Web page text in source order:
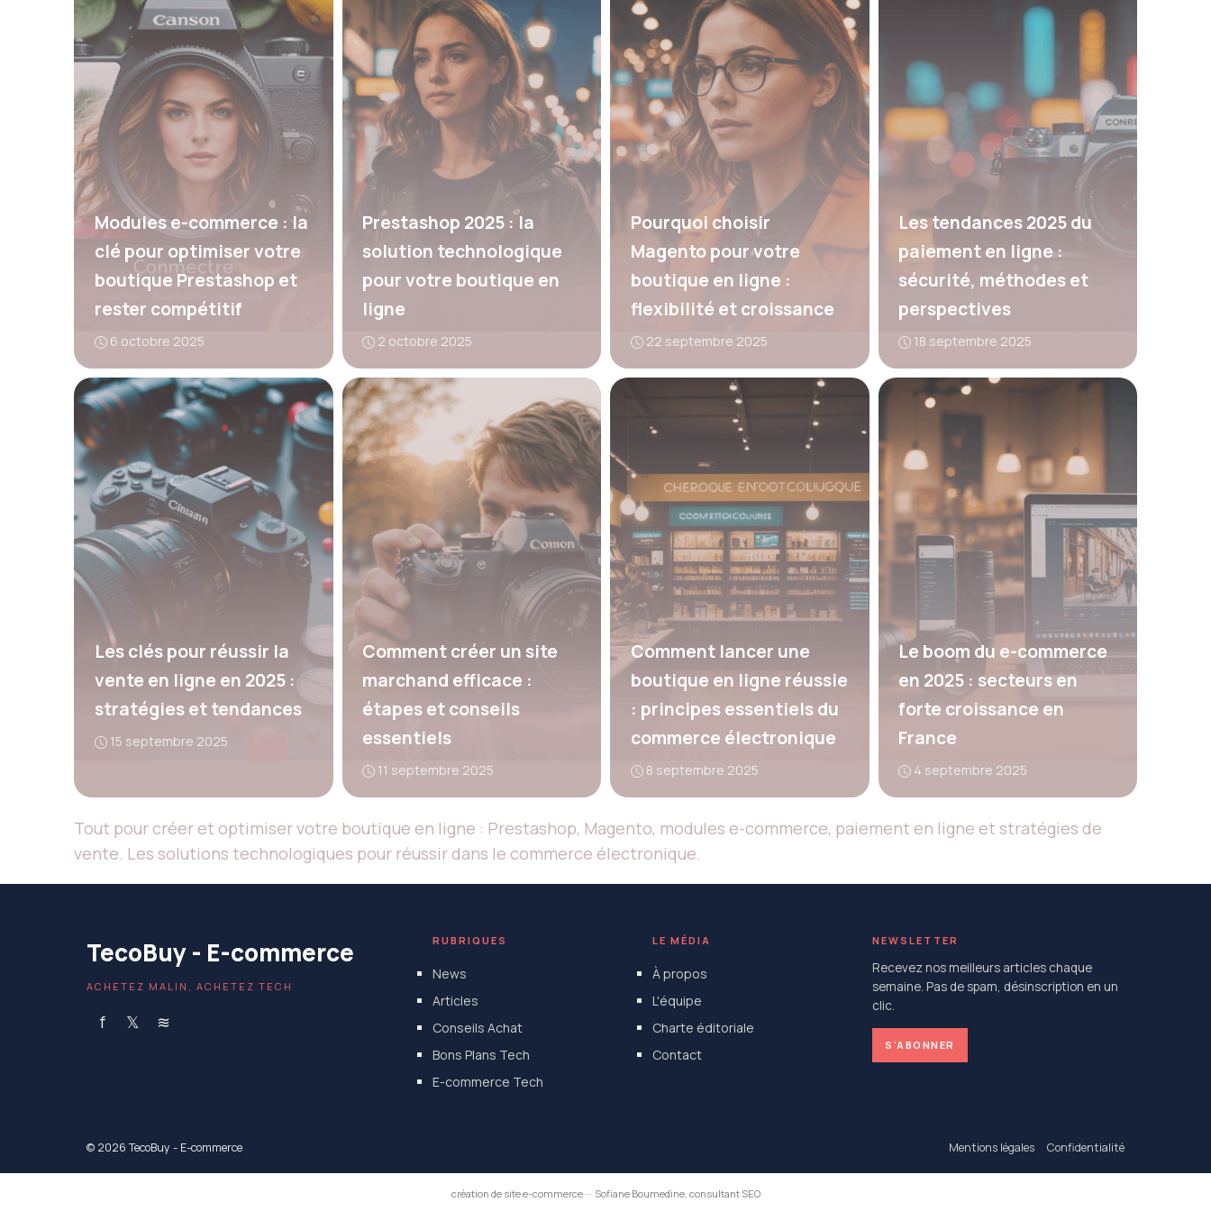
Modules e-commerce : la
clé pour optimiser votre
boutique Prestashop et
rester compétitif
6 octobre 2025
Prestashop 2025 : la
solution technologique
pour votre boutique en
ligne
2 octobre 2025
Pourquoi choisir
Magento pour votre
boutique en ligne :
flexibilité et croissance
22 septembre 2025
Les tendances 2025 du
paiement en ligne :
sécurité, méthodes et
perspectives
18 septembre 2025
Les clés pour réussir la
vente en ligne en 2025 :
stratégies et tendances
15 septembre 2025
Comment créer un site
marchand efficace :
étapes et conseils
essentiels
11 septembre 2025
Comment lancer une
boutique en ligne réussie
: principes essentiels du
commerce électronique
8 septembre 2025
Le boom du e-commerce
en 2025 : secteurs en
forte croissance en
France
4 septembre 2025
Tout pour créer et optimiser votre boutique en ligne : Prestashop, Magento, modules e-commerce, paiement en ligne et stratégies de
vente. Les solutions technologiques pour réussir dans le commerce électronique.
TecoBuy - E-commerce
ACHETEZ MALIN, ACHETEZ TECH
f 𝕏 ≋
RUBRIQUES
News
Articles
Conseils Achat
Bons Plans Tech
E-commerce Tech
LE MÉDIA
À propos
L'équipe
Charte éditoriale
Contact
NEWSLETTER
Recevez nos meilleurs articles chaque
semaine. Pas de spam, désinscription en un
clic.
S'ABONNER
© 2026 TecoBuy - E-commerce Mentions légales Confidentialité
création de site e-commerce— Sofiane Boumedine, consultant SEO